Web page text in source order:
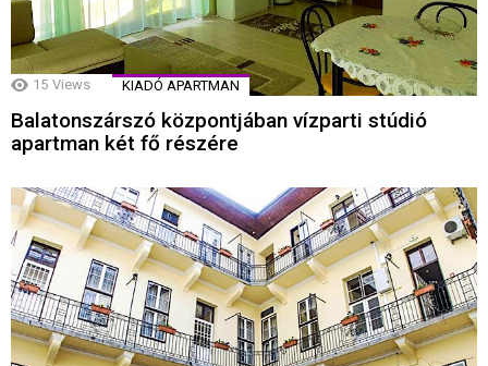
15 Views KIADÓ APARTMAN
Balatonszárszó központjában vízparti stúdió
apartman két fő részére